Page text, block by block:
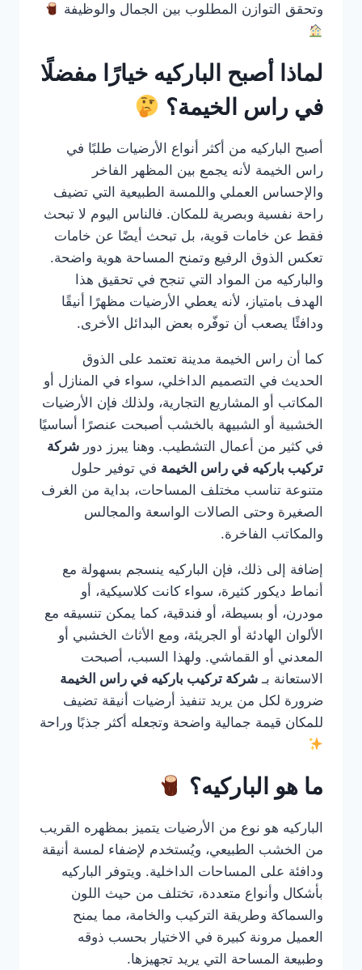
وتحقق التوازن المطلوب بين الجمال والوظيفة
لماذا أصبح الباركيه خيارًا مفضلًا
في راس الخيمة؟
أصبح الباركيه من أكثر أنواع الأرضيات طلبًا في
راس الخيمة لأنه يجمع بين المظهر الفاخر
والإحساس العملي واللمسة الطبيعية التي تضيف
راحة نفسية وبصرية للمكان. فالناس اليوم لا تبحث
فقط عن خامات قوية، بل تبحث أيضًا عن خامات
تعكس الذوق الرفيع وتمنح المساحة هوية واضحة.
والباركيه من المواد التي تنجح في تحقيق هذا
الهدف بامتياز، لأنه يعطي الأرضيات مظهرًا أنيقًا
ودافئًا يصعب أن توفّره بعض البدائل الأخرى.
كما أن راس الخيمة مدينة تعتمد على الذوق
الحديث في التصميم الداخلي، سواء في المنازل أو
المكاتب أو المشاريع التجارية، ولذلك فإن الأرضيات
الخشبية أو الشبيهة بالخشب أصبحت عنصرًا أساسيًا
في كثير من أعمال التشطيب. وهنا يبرز دور شركة
تركيب باركيه في راس الخيمة في توفير حلول
متنوعة تناسب مختلف المساحات، بداية من الغرف
الصغيرة وحتى الصالات الواسعة والمجالس
والمكاتب الفاخرة.
إضافة إلى ذلك، فإن الباركيه ينسجم بسهولة مع
أنماط ديكور كثيرة، سواء كانت كلاسيكية، أو
مودرن، أو بسيطة، أو فندقية، كما يمكن تنسيقه مع
الألوان الهادئة أو الجريئة، ومع الأثاث الخشبي أو
المعدني أو القماشي. ولهذا السبب، أصبحت
الاستعانة بـ شركة تركيب باركيه في راس الخيمة
ضرورة لكل من يريد تنفيذ أرضيات أنيقة تضيف
للمكان قيمة جمالية واضحة وتجعله أكثر جذبًا وراحة
ما هو الباركيه؟
الباركيه هو نوع من الأرضيات يتميز بمظهره القريب
من الخشب الطبيعي، ويُستخدم لإضفاء لمسة أنيقة
ودافئة على المساحات الداخلية. ويتوفر الباركيه
بأشكال وأنواع متعددة، تختلف من حيث اللون
والسماكة وطريقة التركيب والخامة، مما يمنح
العميل مرونة كبيرة في الاختيار بحسب ذوقه
وطبيعة المساحة التي يريد تجهيزها.